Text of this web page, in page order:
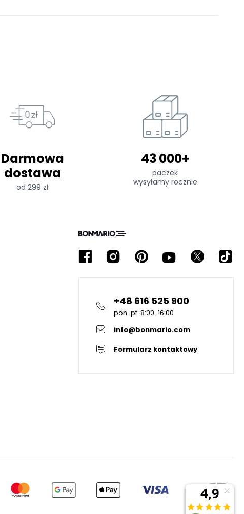
Darmowa
dostawa
od 299 zł
43 000+
paczek
wysyłamy rocznie
+48 616 525 900
pon-pt: 8:00-16:00
info@bonmario.com
Formularz kontaktowy